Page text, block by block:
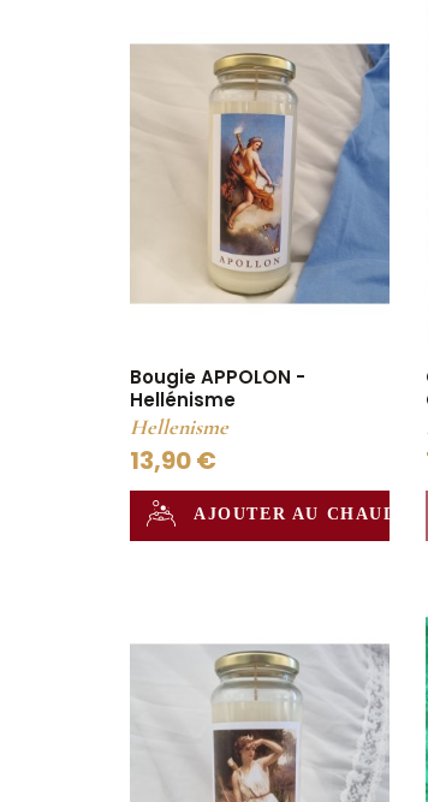
Bougie APPOLON -
Hellénisme
Hellenisme
13,90 €
AJOUTER AU